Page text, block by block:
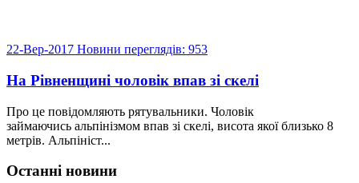
22-Вер-2017 Новини переглядів: 953
На Рівненщині чоловік впав зі скелі
Про це повідомляють рятувальники. Чоловік
займаючись альпінізмом впав зі скелі, висота якої близько 8
метрів. Альпініст...
Останні новини